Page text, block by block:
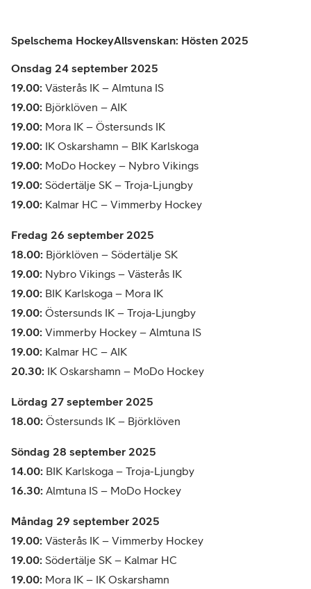
Spelschema HockeyAllsvenskan: Hösten 2025
Onsdag 24 september 2025
19.00: Västerås IK – Almtuna IS
19.00: Björklöven – AIK
19.00: Mora IK – Östersunds IK
19.00: IK Oskarshamn – BIK Karlskoga
19.00: MoDo Hockey – Nybro Vikings
19.00: Södertälje SK – Troja-Ljungby
19.00: Kalmar HC – Vimmerby Hockey
Fredag 26 september 2025
18.00: Björklöven – Södertälje SK
19.00: Nybro Vikings – Västerås IK
19.00: BIK Karlskoga – Mora IK
19.00: Östersunds IK – Troja-Ljungby
19.00: Vimmerby Hockey – Almtuna IS
19.00: Kalmar HC – AIK
20.30: IK Oskarshamn – MoDo Hockey
Lördag 27 september 2025
18.00: Östersunds IK – Björklöven
Söndag 28 september 2025
14.00: BIK Karlskoga – Troja-Ljungby
16.30: Almtuna IS – MoDo Hockey
Måndag 29 september 2025
19.00: Västerås IK – Vimmerby Hockey
19.00: Södertälje SK – Kalmar HC
19.00: Mora IK – IK Oskarshamn